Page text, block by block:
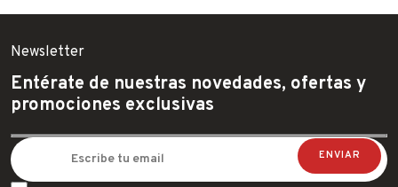
Newsletter
Entérate de nuestras novedades, ofertas y
promociones exclusivas